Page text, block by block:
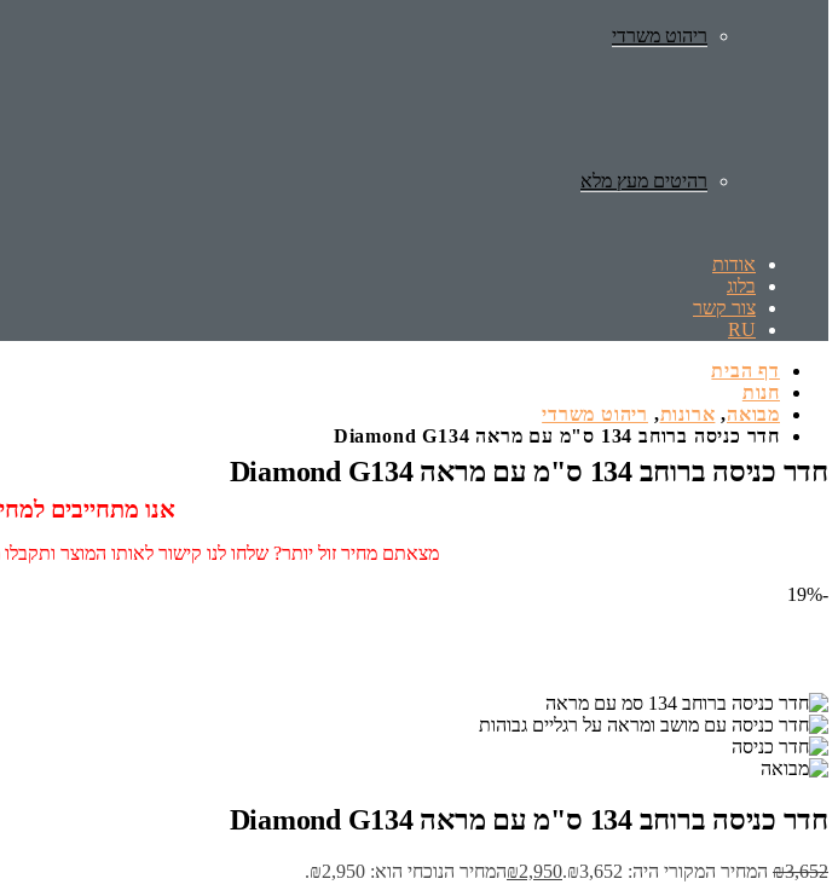
ריהוט משרדי
רהיטים מעץ מלא
אודות
בלוג
צור קשר
RU
דף הבית
חנות
מבואה, ארונות, ריהוט משרדי
‏חדר כניסה ברוחב 134 ס"מ עם מראה Diamond G134
‏חדר כניסה ברוחב 134 ס"מ עם מראה Diamond G134
אנו מתחייבים
מצאתם מחיר זול יותר? שלחו לנו קישור לאותו המוצר ותקבלו
-19%
‏חדר כניסה ברוחב 134 ס"מ עם מראה Diamond G134
₪3,652 המחיר המקורי היה: ₪3,652. ₪2,950 המחיר הנוכחי הוא: ₪2,950.